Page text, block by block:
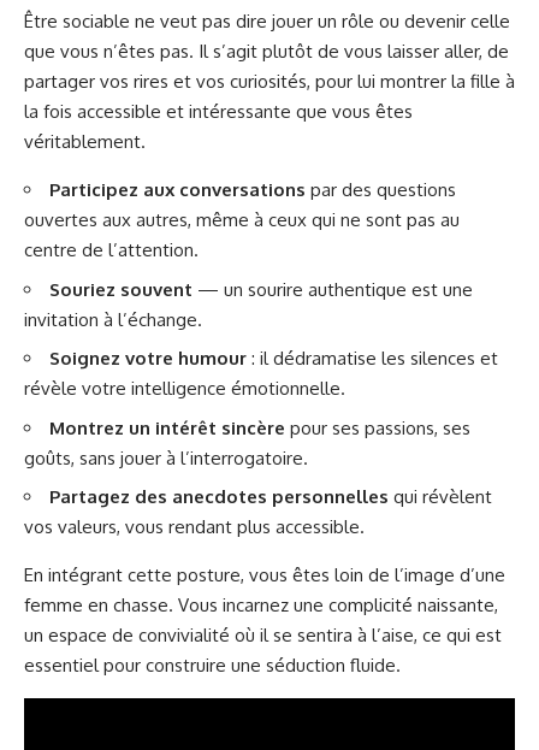
Être sociable ne veut pas dire jouer un rôle ou devenir celle
que vous n’êtes pas. Il s’agit plutôt de vous laisser aller, de
partager vos rires et vos curiosités, pour lui montrer la fille à
la fois accessible et intéressante que vous êtes
véritablement.
Participez aux conversations par des questions
ouvertes aux autres, même à ceux qui ne sont pas au
centre de l’attention.
Souriez souvent — un sourire authentique est une
invitation à l’échange.
Soignez votre humour : il dédramatise les silences et
révèle votre intelligence émotionnelle.
Montrez un intérêt sincère pour ses passions, ses
goûts, sans jouer à l’interrogatoire.
Partagez des anecdotes personnelles qui révèlent
vos valeurs, vous rendant plus accessible.
En intégrant cette posture, vous êtes loin de l’image d’une
femme en chasse. Vous incarnez une complicité naissante,
un espace de convivialité où il se sentira à l’aise, ce qui est
essentiel pour construire une séduction fluide.